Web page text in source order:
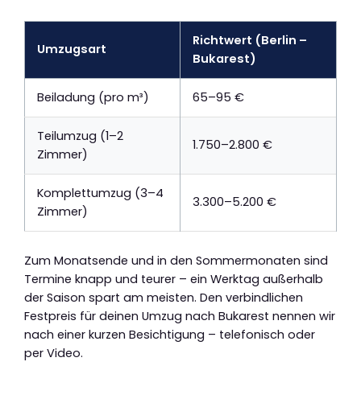
Umzugsart
Richtwert (Berlin –
Bukarest)
Beiladung (pro m³) 65–95 €
Teilumzug (1–2
Zimmer)
1.750–2.800 €
Komplettumzug (3–4
Zimmer)
3.300–5.200 €
Zum Monatsende und in den Sommermonaten sind
Termine knapp und teurer – ein Werktag außerhalb
der Saison spart am meisten. Den verbindlichen
Festpreis für deinen Umzug nach Bukarest nennen wir
nach einer kurzen Besichtigung – telefonisch oder
per Video.